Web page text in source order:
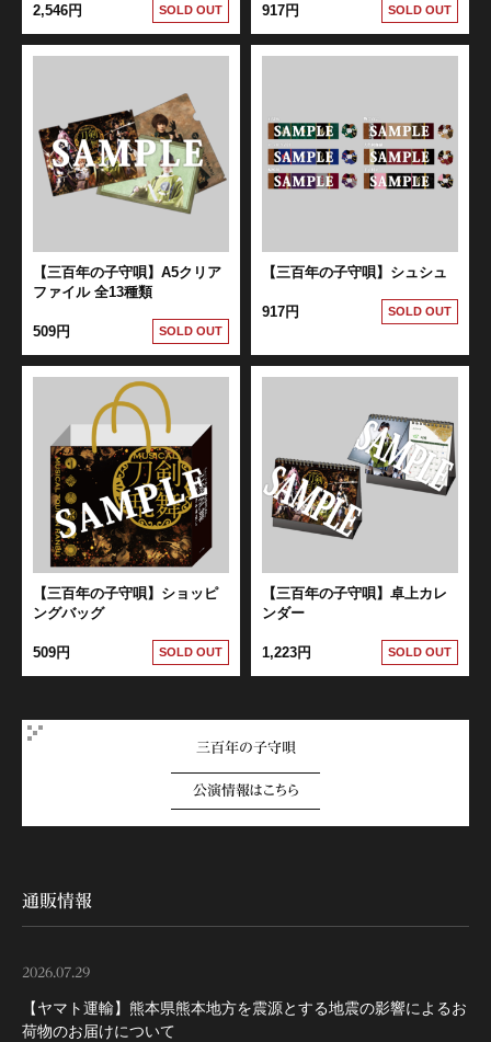
2,546円 SOLD OUT 917円 SOLD OUT
【三百年の子守唄】A5クリア
ファイル 全13種類
509円 SOLD OUT
【三百年の子守唄】シュシュ
917円 SOLD OUT
【三百年の子守唄】ショッピ
ングバッグ
509円 SOLD OUT
【三百年の子守唄】卓上カレ
ンダー
1,223円 SOLD OUT
三百年の子守唄
公演情報はこちら
通販情報
2026.07.29
【ヤマト運輸】熊本県熊本地方を震源とする地震の影響によるお
荷物のお届けについて